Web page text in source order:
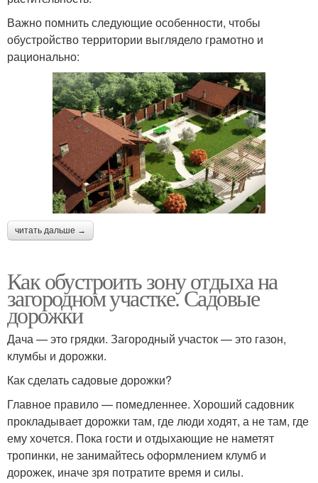
Важно помнить следующие особенности, чтобы
обустройство территории выглядело грамотно и
рационально:
читать дальше →
Как обустроить зону отдыха на
загородном участке. Садовые
дорожки
Дача — это грядки. Загородный участок — это газон,
клумбы и дорожки.
Как сделать садовые дорожки?
Главное правило — помедленнее. Хороший садовник
прокладывает дорожки там, где люди ходят, а не там, где
ему хочется. Пока гости и отдыхающие не наметят
тропинки, не занимайтесь оформлением клумб и
дорожек, иначе зря потратите время и силы.